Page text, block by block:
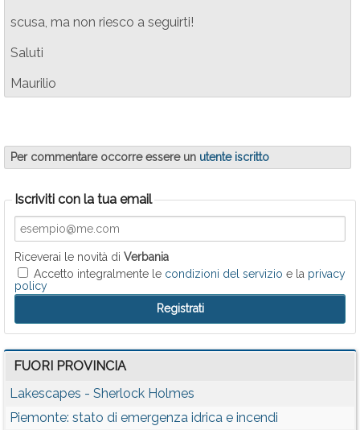
scusa, ma non riesco a seguirti!
Saluti
Maurilio
Per commentare occorre essere un utente iscritto
Iscriviti con la tua email
Riceverai le novità di Verbania
Accetto integralmente le condizioni del servizio e la privacy
policy
FUORI PROVINCIA
Lakescapes - Sherlock Holmes
Piemonte: stato di emergenza idrica e incendi